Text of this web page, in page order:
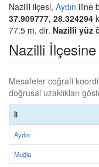
Nazilli ilçesi, Aydın iline
37.909777, 28.324294
77.5 m. dir. Nazilli yüz
Nazilli İlçesine
Mesafeler coğrafi
doğrusal uzaklıkları
İl
Aydın
Muğla